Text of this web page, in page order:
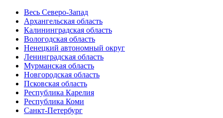
Весь Северо-Запад
Архангельская область
Калининградская область
Вологодская область
Ненецкий автономный округ
Ленинградская область
Мурманская область
Новгородская область
Псковская область
Республика Карелия
Республика Коми
Санкт-Петербург